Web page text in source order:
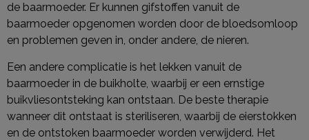
de baarmoeder. Er kunnen gifstoffen vanuit de
baarmoeder opgenomen worden door de bloedsomloop
en problemen geven in, onder andere, de nieren.
Een andere complicatie is het lekken vanuit de
baarmoeder in de buikholte, waarbij er een ernstige
buikvliesontsteking kan ontstaan. De beste therapie
wanneer dit ontstaat is steriliseren, waarbij de eierstokken
en de ontstoken baarmoeder worden verwijderd. Het